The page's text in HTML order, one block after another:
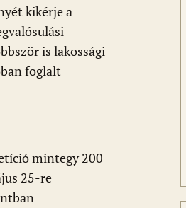
kikérje a
is lakossági
foglalt
mintegy 200
25-re